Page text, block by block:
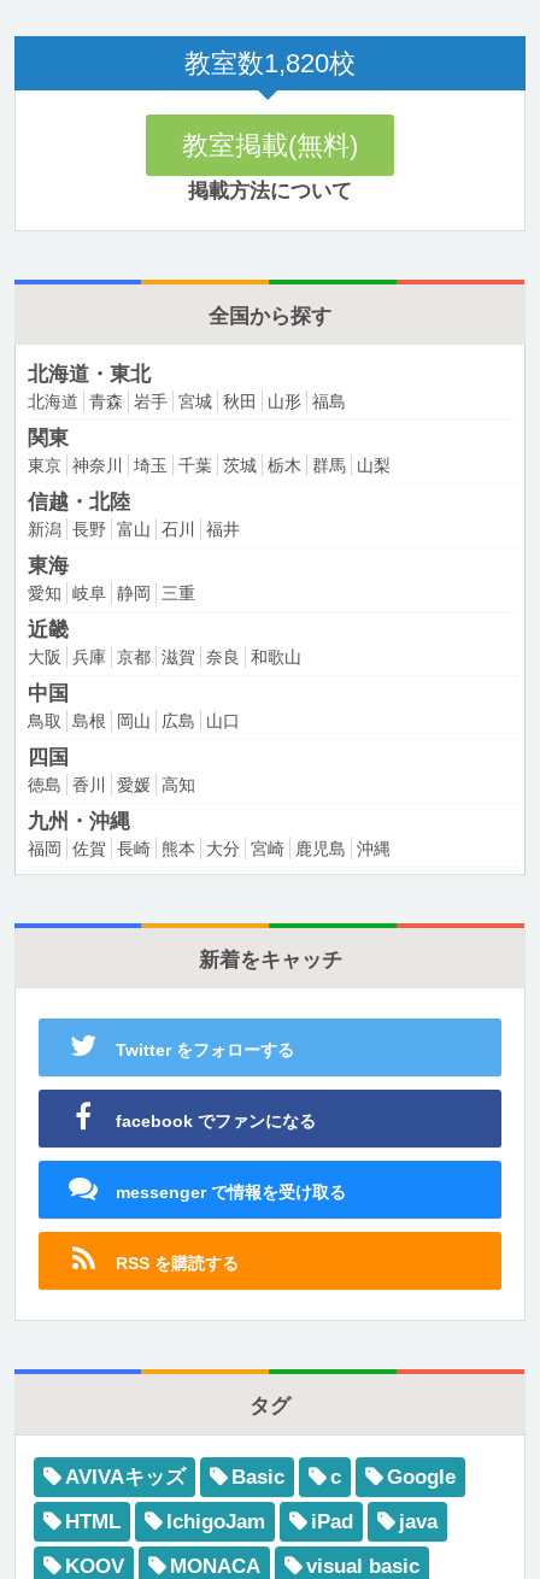
教室数1,820校
教室掲載(無料)
掲載方法について
全国から探す
北海道・東北
北海道 青森 岩手 宮城 秋田 山形 福島
関東
東京 神奈川 埼玉 千葉 茨城 栃木 群馬 山梨
信越・北陸
新潟 長野 富山 石川 福井
東海
愛知 岐阜 静岡 三重
近畿
大阪 兵庫 京都 滋賀 奈良 和歌山
中国
鳥取 島根 岡山 広島 山口
四国
徳島 香川 愛媛 高知
九州・沖縄
福岡 佐賀 長崎 熊本 大分 宮崎 鹿児島 沖縄
新着をキャッチ
Twitter をフォローする
facebook でファンになる
messenger で情報を受け取る
RSS を購読する
タグ
AVIVAキッズ Basic c
Google
HTML
IchigoJam iPad
java
KOOV
MONACA
visual basic